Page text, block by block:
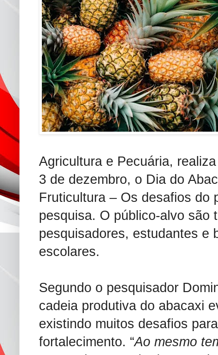
Agricultura e Pecuária,
3 de dezembro, o Dia do
Fruticultura – Os desafios do
pesquisa. O público-alvo são
pesquisadores, estudantes e
escolares.
Segundo o pesquisador
cadeia produtiva do abacaxi
existindo muitos desafios
fortalecimento. “Ao mesmo